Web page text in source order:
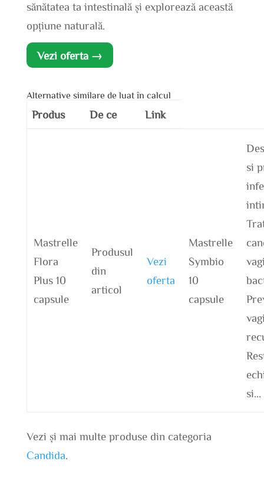
sănătatea ta intestinală și explorează această
opțiune naturală.
Vezi oferta →
Alternative similare de luat în calcul
Produs De ce Link
Mastrelle
Flora
Plus 10
capsule
Produsul
din
articol
Vezi
oferta
Mastrelle
Symbio
10
capsule
si
si…
Vezi și mai multe produse din categoria
Candida